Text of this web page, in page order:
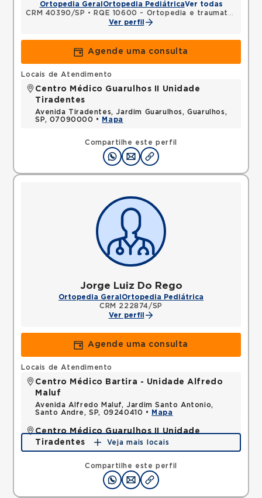
Ortopedia Geral Ortopedia PediátricaVer todas
CRM 40390/SP •
RQE 10600 - Ortopedia e traumatologia
Ver perfil
Agende uma consulta
Compartilhe este perfil
Locais de Atendimento
Centro Médico Guarulhos II Unidade
Tiradentes
Avenida Tiradentes, Jardim Guarulhos, Guarulhos,
SP, 07090000 •
Mapa
Jorge Luiz Do Rego
Ortopedia Geral Ortopedia Pediátrica
CRM 222874/SP
Ver perfil
Agende uma consulta
Compartilhe este perfil
Locais de Atendimento
Centro Médico Bartira - Unidade Alfredo
Maluf
Avenida Alfredo Maluf, Jardim Santo Antonio,
Santo Andre, SP, 09240410 •
Mapa
Centro Médico Guarulhos II Unidade
Tiradentes
Avenida Tiradentes, Jardim Guarulhos, Guarulhos,
SP, 07090000 •
Mapa
Veja mais locais